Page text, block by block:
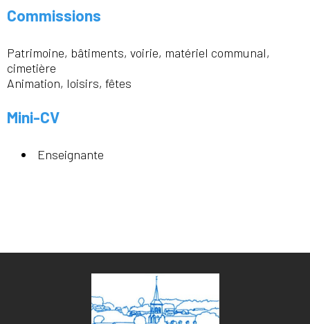
Commissions
Patrimoine, bâtiments, voirie, matériel communal,
cimetière
Animation, loisirs, fêtes
Mini-CV
Enseignante